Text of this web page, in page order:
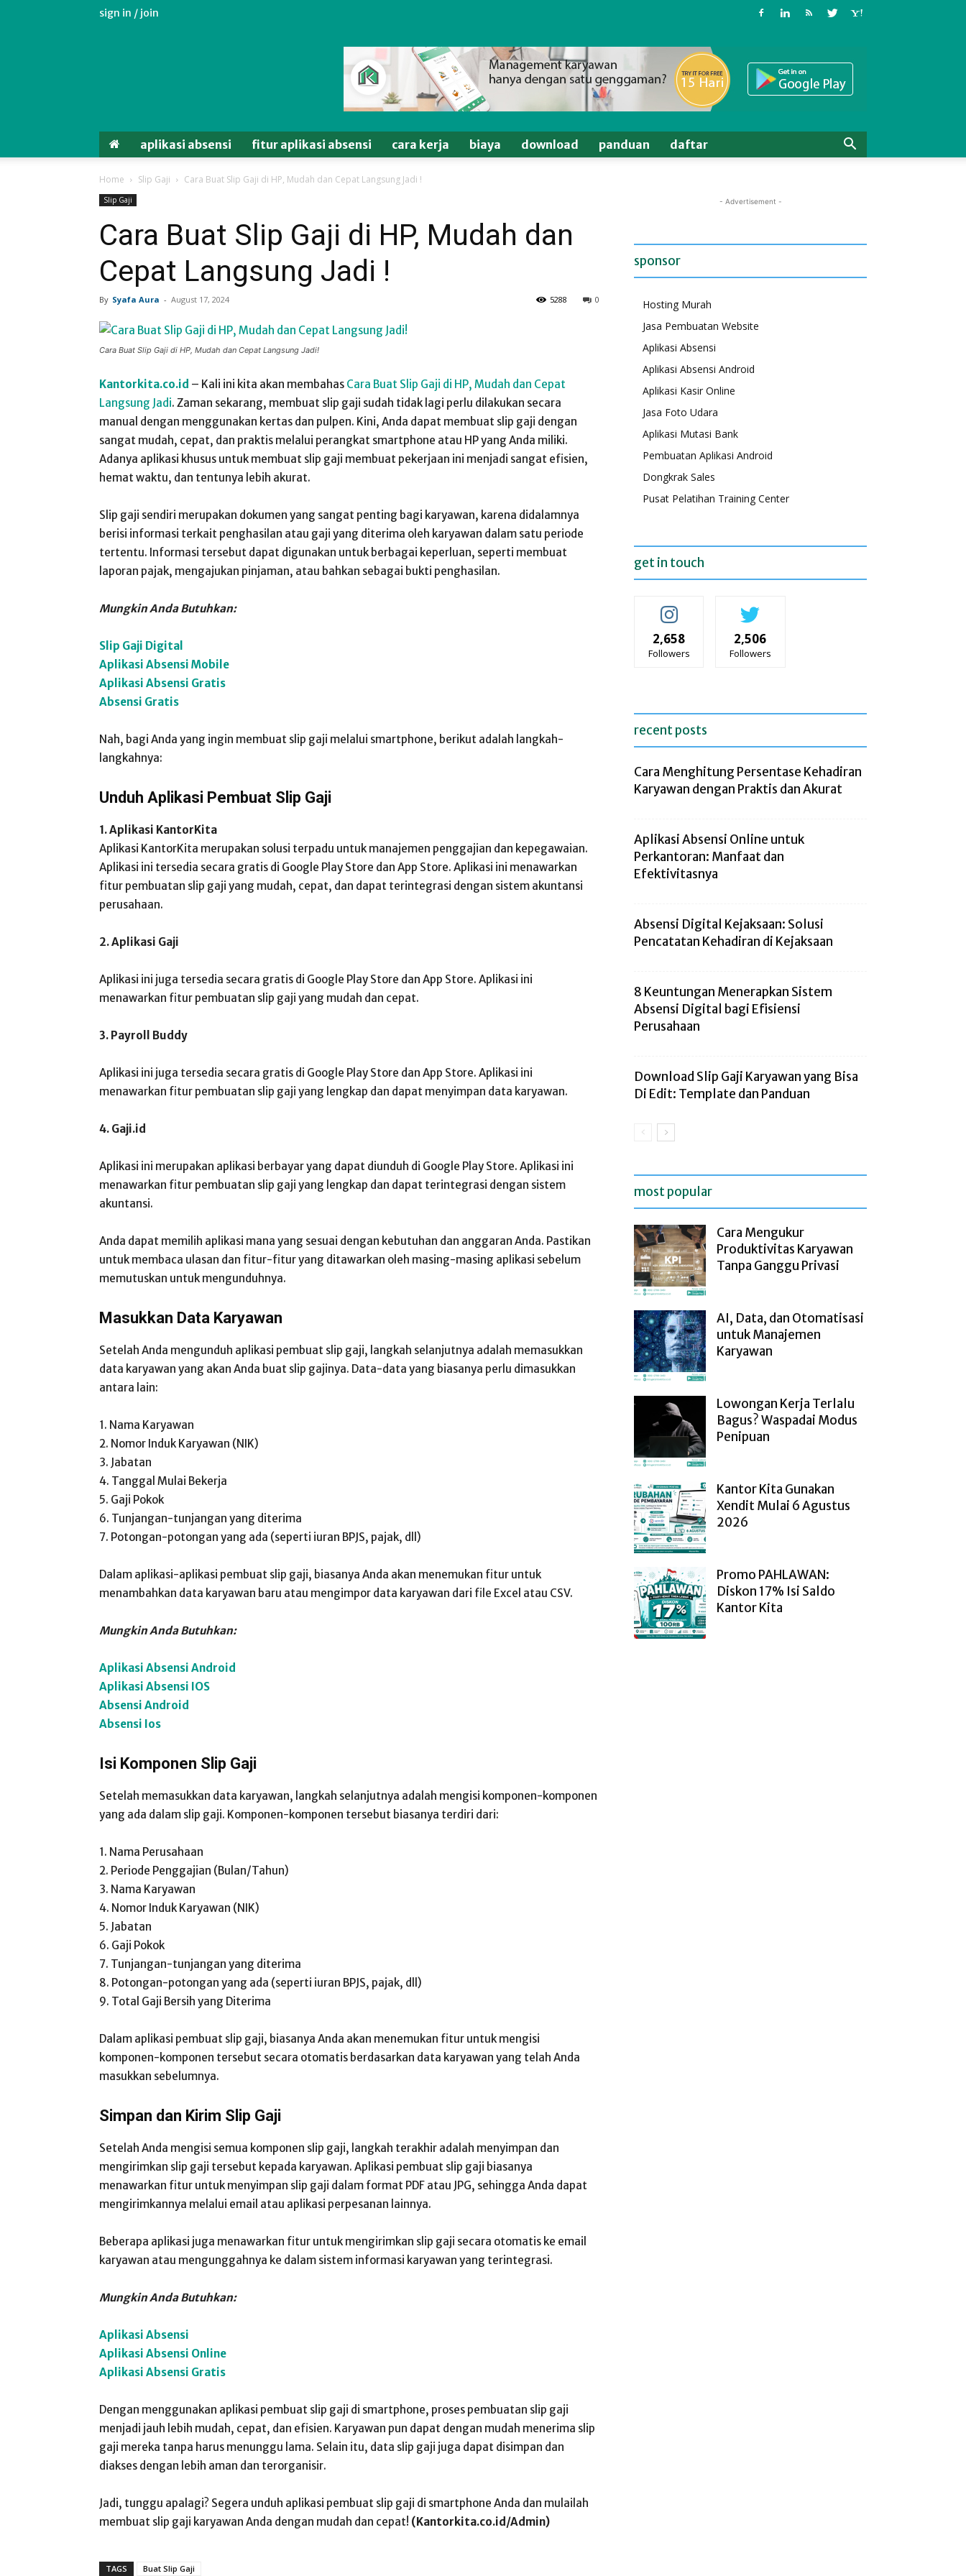
sign in / join
aplikasi absensi fitur aplikasi absensi cara kerja biaya download panduan daftar
Home Slip Gaji Cara Buat Slip Gaji di HP, Mudah dan Cepat Langsung Jadi !
Slip Gaji
Cara Buat Slip Gaji di HP, Mudah dan
Cepat Langsung Jadi !
By Syafa Aura - August 17, 2024 0
5288
Cara Buat Slip Gaji di HP, Mudah dan Cepat Langsung Jadi!
Kantorkita.co.id – Kali ini kita akan membahas Cara Buat Slip Gaji di HP, Mudah dan Cepat
Langsung Jadi. Zaman sekarang, membuat slip gaji sudah tidak lagi perlu dilakukan secara
manual dengan menggunakan kertas dan pulpen. Kini, Anda dapat membuat slip gaji dengan
sangat mudah, cepat, dan praktis melalui perangkat smartphone atau HP yang Anda miliki.
Adanya aplikasi khusus untuk membuat slip gaji membuat pekerjaan ini menjadi sangat efisien,
hemat waktu, dan tentunya lebih akurat.
Slip gaji sendiri merupakan dokumen yang sangat penting bagi karyawan, karena didalamnya
berisi informasi terkait penghasilan atau gaji yang diterima oleh karyawan dalam satu periode
tertentu. Informasi tersebut dapat digunakan untuk berbagai keperluan, seperti membuat
laporan pajak, mengajukan pinjaman, atau bahkan sebagai bukti penghasilan.
Mungkin Anda Butuhkan:
Slip Gaji Digital
Aplikasi Absensi Mobile
Aplikasi Absensi Gratis
Absensi Gratis
Nah, bagi Anda yang ingin membuat slip gaji melalui smartphone, berikut adalah langkah-
langkahnya:
Unduh Aplikasi Pembuat Slip Gaji
1. Aplikasi KantorKita
Aplikasi KantorKita merupakan solusi terpadu untuk manajemen penggajian dan kepegawaian.
Aplikasi ini tersedia secara gratis di Google Play Store dan App Store. Aplikasi ini menawarkan
fitur pembuatan slip gaji yang mudah, cepat, dan dapat terintegrasi dengan sistem akuntansi
perusahaan.
2. Aplikasi Gaji
Aplikasi ini juga tersedia secara gratis di Google Play Store dan App Store. Aplikasi ini
menawarkan fitur pembuatan slip gaji yang mudah dan cepat.
3. Payroll Buddy
Aplikasi ini juga tersedia secara gratis di Google Play Store dan App Store. Aplikasi ini
menawarkan fitur pembuatan slip gaji yang lengkap dan dapat menyimpan data karyawan.
4. Gaji.id
Aplikasi ini merupakan aplikasi berbayar yang dapat diunduh di Google Play Store. Aplikasi ini
menawarkan fitur pembuatan slip gaji yang lengkap dan dapat terintegrasi dengan sistem
akuntansi.
Anda dapat memilih aplikasi mana yang sesuai dengan kebutuhan dan anggaran Anda. Pastikan
untuk membaca ulasan dan fitur-fitur yang ditawarkan oleh masing-masing aplikasi sebelum
memutuskan untuk mengunduhnya.
Masukkan Data Karyawan
Setelah Anda mengunduh aplikasi pembuat slip gaji, langkah selanjutnya adalah memasukkan
data karyawan yang akan Anda buat slip gajinya. Data-data yang biasanya perlu dimasukkan
antara lain:
1. Nama Karyawan
2. Nomor Induk Karyawan (NIK)
3. Jabatan
4. Tanggal Mulai Bekerja
5. Gaji Pokok
6. Tunjangan-tunjangan yang diterima
7. Potongan-potongan yang ada (seperti iuran BPJS, pajak, dll)
Dalam aplikasi-aplikasi pembuat slip gaji, biasanya Anda akan menemukan fitur untuk
menambahkan data karyawan baru atau mengimpor data karyawan dari file Excel atau CSV.
Mungkin Anda Butuhkan:
Aplikasi Absensi Android
Aplikasi Absensi IOS
Absensi Android
Absensi Ios
Isi Komponen Slip Gaji
Setelah memasukkan data karyawan, langkah selanjutnya adalah mengisi komponen-komponen
yang ada dalam slip gaji. Komponen-komponen tersebut biasanya terdiri dari:
1. Nama Perusahaan
2. Periode Penggajian (Bulan/Tahun)
3. Nama Karyawan
4. Nomor Induk Karyawan (NIK)
5. Jabatan
6. Gaji Pokok
7. Tunjangan-tunjangan yang diterima
8. Potongan-potongan yang ada (seperti iuran BPJS, pajak, dll)
9. Total Gaji Bersih yang Diterima
Dalam aplikasi pembuat slip gaji, biasanya Anda akan menemukan fitur untuk mengisi
komponen-komponen tersebut secara otomatis berdasarkan data karyawan yang telah Anda
masukkan sebelumnya.
Simpan dan Kirim Slip Gaji
Setelah Anda mengisi semua komponen slip gaji, langkah terakhir adalah menyimpan dan
mengirimkan slip gaji tersebut kepada karyawan. Aplikasi pembuat slip gaji biasanya
menawarkan fitur untuk menyimpan slip gaji dalam format PDF atau JPG, sehingga Anda dapat
mengirimkannya melalui email atau aplikasi perpesanan lainnya.
Beberapa aplikasi juga menawarkan fitur untuk mengirimkan slip gaji secara otomatis ke email
karyawan atau mengunggahnya ke dalam sistem informasi karyawan yang terintegrasi.
Mungkin Anda Butuhkan:
Aplikasi Absensi
Aplikasi Absensi Online
Aplikasi Absensi Gratis
Dengan menggunakan aplikasi pembuat slip gaji di smartphone, proses pembuatan slip gaji
menjadi jauh lebih mudah, cepat, dan efisien. Karyawan pun dapat dengan mudah menerima slip
gaji mereka tanpa harus menunggu lama. Selain itu, data slip gaji juga dapat disimpan dan
diakses dengan lebih aman dan terorganisir.
Jadi, tunggu apalagi? Segera unduh aplikasi pembuat slip gaji di smartphone Anda dan mulailah
membuat slip gaji karyawan Anda dengan mudah dan cepat! (Kantorkita.co.id/Admin)
TAGS Buat Slip Gaji
- Advertisement -
sponsor
Hosting Murah
Jasa Pembuatan Website
Aplikasi Absensi
Aplikasi Absensi Android
Aplikasi Kasir Online
Jasa Foto Udara
Aplikasi Mutasi Bank
Pembuatan Aplikasi Android
Dongkrak Sales
Pusat Pelatihan Training Center
get in touch
2,658
Followers
2,506
Followers
recent posts
Cara Menghitung Persentase Kehadiran
Karyawan dengan Praktis dan Akurat
Aplikasi Absensi Online untuk
Perkantoran: Manfaat dan
Efektivitasnya
Absensi Digital Kejaksaan: Solusi
Pencatatan Kehadiran di Kejaksaan
8 Keuntungan Menerapkan Sistem
Absensi Digital bagi Efisiensi
Perusahaan
Download Slip Gaji Karyawan yang Bisa
Di Edit: Template dan Panduan
most popular
Cara Mengukur
Produktivitas Karyawan
Tanpa Ganggu Privasi
AI, Data, dan Otomatisasi
untuk Manajemen
Karyawan
Lowongan Kerja Terlalu
Bagus? Waspadai Modus
Penipuan
Kantor Kita Gunakan
Xendit Mulai 6 Agustus
2026
Promo PAHLAWAN:
Diskon 17% Isi Saldo
Kantor Kita